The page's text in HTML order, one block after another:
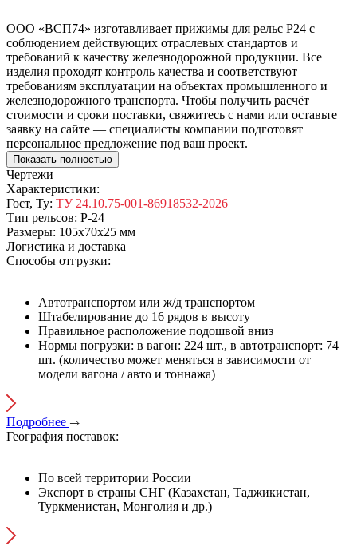
ООО «ВСП74» изготавливает прижимы для рельс Р24 с
соблюдением действующих отраслевых стандартов и
требований к качеству железнодорожной продукции. Все
изделия проходят контроль качества и соответствуют
требованиям эксплуатации на объектах промышленного и
железнодорожного транспорта. Чтобы получить расчёт
стоимости и сроки поставки, свяжитесь с нами или оставьте
заявку на сайте — специалисты компании подготовят
персональное предложение под ваш проект.
Показать полностью
Чертежи
Характеристики:
Гост, Ту: ТУ 24.10.75-001-86918532-2026
Тип рельсов: Р-24
Размеры: 105х70х25 мм
Логистика и доставка
Способы отгрузки:
Автотранспортом или ж/д транспортом
Штабелирование до 16 рядов в высоту
Правильное расположение подошвой вниз
Нормы погрузки: в вагон: 224 шт., в автотранспорт: 74
шт. (количество может меняться в зависимости от
модели вагона / авто и тоннажа)
Подробнее
География поставок:
По всей территории России
Экспорт в страны СНГ (Казахстан, Таджикистан,
Туркменистан, Монголия и др.)